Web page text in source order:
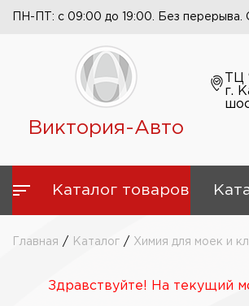
ПН-ПТ: с 09:00 до 19:00. Без
Виктория-Авто
ТЦ
г.
Каталог товаров
Главная / Каталог / Химия для моек и
Здравствуйте! На текущий